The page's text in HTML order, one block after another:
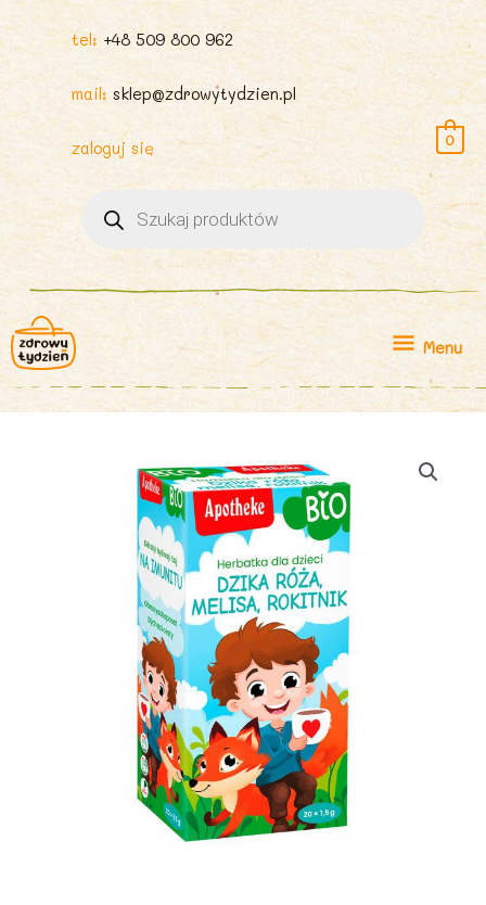
tel: +48 509 800 962
mail: sklep@zdrowytydzien.pl
zaloguj się
produktów
0
Menu
Menu